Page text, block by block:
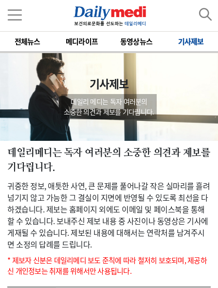
전체뉴스 메디라이프 동영상뉴스 기사제보
기사제보
데일리 메디는 독자 여러분의
소중한 의견과 제보를 기다립니다.
데일리메디는 독자 여러분의 소중한 의견과 제보를
기다립니다.
귀중한 정보, 애틋한 사연, 큰 문제를 풀어나갈 작은 실마리를 흘려
넘기지 않고 가능한 그 결실이 지면에 반영될 수 있도록 최선을 다
하겠습니다. 제보는 홈페이지 외에도 이메일 및 페이스북을 통해
할 수 있습니다. 보내주신 제보 내용 중 사진이나 동영상은 기사에
게재될 수 있습니다. 제보된 내용에 대해서는 연락처를 남겨주시
면 소정의 답례를 드립니다.
* 제보자 신분은 데일리메디 보도 준칙에 따라 철저히 보호되며, 제공하
신 개인정보는 취재를 위해서만 사용됩니다.